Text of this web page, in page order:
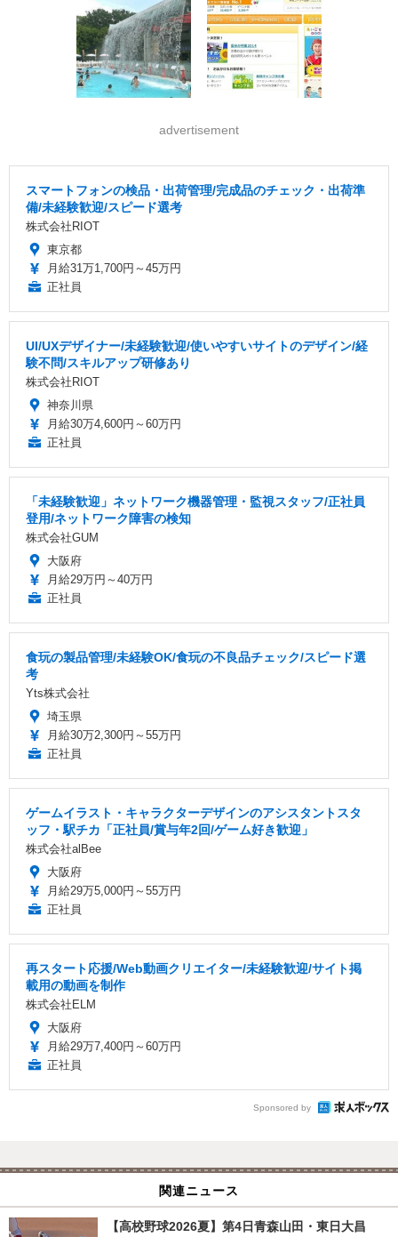
advertisement
スマートフォンの検品・出荷管理/完成品のチェック・出荷準
備/未経験歓迎/スピード選考
株式会社RIOT
東京都
月給31万1,700円～45万円
正社員
UI/UXデザイナー/未経験歓迎/使いやすいサイトのデザイン/経
験不問/スキルアップ研修あり
株式会社RIOT
神奈川県
月給30万4,600円～60万円
正社員
「未経験歓迎」ネットワーク機器管理・監視スタッフ/正社員
登用/ネットワーク障害の検知
株式会社GUM
大阪府
月給29万円～40万円
正社員
食玩の製品管理/未経験OK/食玩の不良品チェック/スピード選
考
Yts株式会社
埼玉県
月給30万2,300円～55万円
正社員
ゲームイラスト・キャラクターデザインのアシスタントスタ
ッフ・駅チカ「正社員/賞与年2回/ゲーム好き歓迎」
株式会社alBee
大阪府
月給29万5,000円～55万円
正社員
再スタート応援/Web動画クリエイター/未経験歓迎/サイト掲
載用の動画を制作
株式会社ELM
大阪府
月給29万7,400円～60万円
正社員
Sponsored by
関連ニュース
【高校野球2026夏】第4日青森山田・東日大昌